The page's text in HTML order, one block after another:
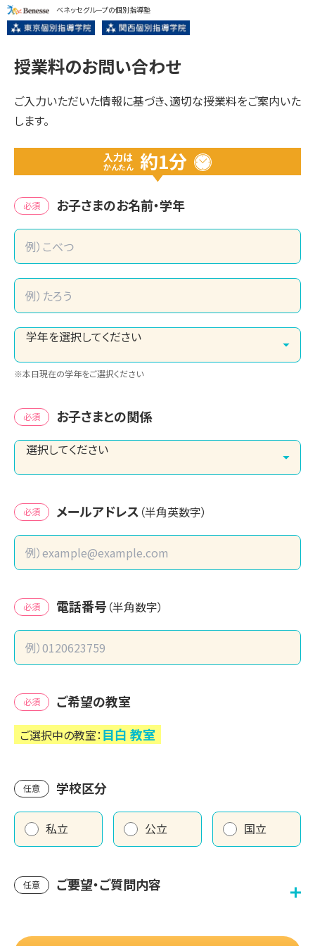
ベネッセグループの個別指導塾
授業料のお問い合わせ
ご入力いただいた情報に基づき、適切な授業料をご案内いた
します。
入力は
かんたん 約1分
必須 お子さまのお名前・学年
※本日現在の学年をご選択ください
必須 お子さまとの関係
必須 メールアドレス （半角英数字）
必須 電話番号 （半角数字）
必須 ご希望の教室
ご選択中の教室：目白 教室
任意 学校区分
私立 公立 国立
任意 ご要望・ご質問内容